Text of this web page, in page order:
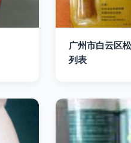
广州市白云区
列表